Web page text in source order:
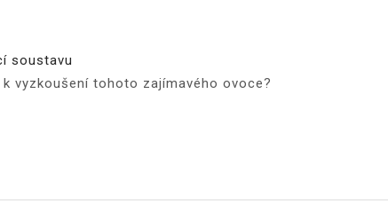
soustavu
vyzkoušení tohoto zajímavého ovoce?